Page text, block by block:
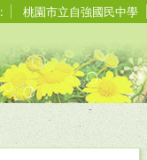
桃園市立自強國民中學